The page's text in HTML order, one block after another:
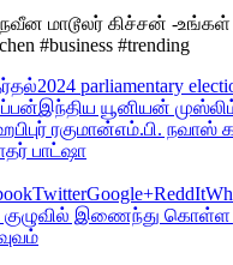
நவீன மாடூலர் கிச்சன் -உங்கள்
#business #trending
2024 parliamentary
இந்திய யூனியன்
ரகுமான்எம்.பி. நவாஸ்
பாட்ஷா
TwitterGoogle+ReddIt